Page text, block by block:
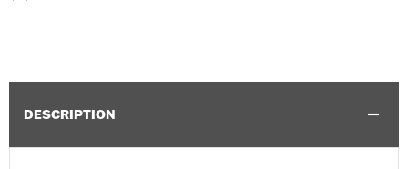
DESCRIPTION